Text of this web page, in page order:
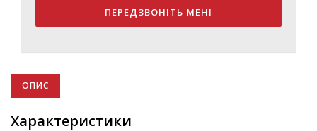
ПЕРЕДЗВОНІТЬ МЕНІ
ОПИС
Характеристики